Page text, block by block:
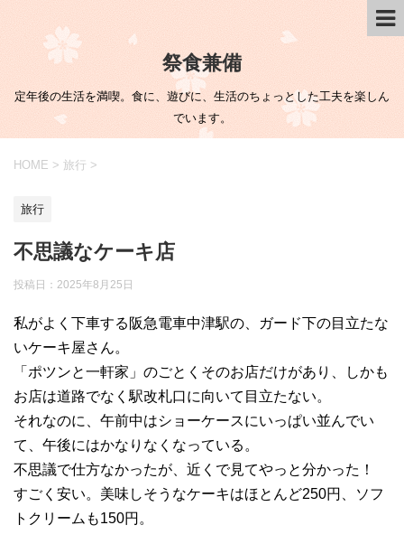
祭食兼備
定年後の生活を満喫。食に、遊びに、生活のちょっとした工夫を楽しん
でいます。
HOME > 旅行 >
旅行
不思議なケーキ店
投稿日： 2025年8月25日
私がよく下車する阪急電車中津駅の、ガード下の目立たな
いケーキ屋さん。
「ポツンと一軒家」のごとくそのお店だけがあり、しかも
お店は道路でなく駅改札口に向いて目立たない。
それなのに、午前中はショーケースにいっぱい並んでい
て、午後にはかなりなくなっている。
不思議で仕方なかったが、近くで見てやっと分かった！
すごく安い。美味しそうなケーキはほとんど250円、ソフ
トクリームも150円。